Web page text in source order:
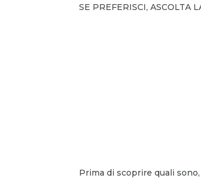
SE PREFERISCI, ASCOLTA
Prima di scoprire quali